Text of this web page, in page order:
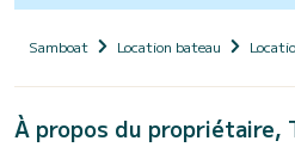
Samboat Location bateau
À propos du propriétaire,